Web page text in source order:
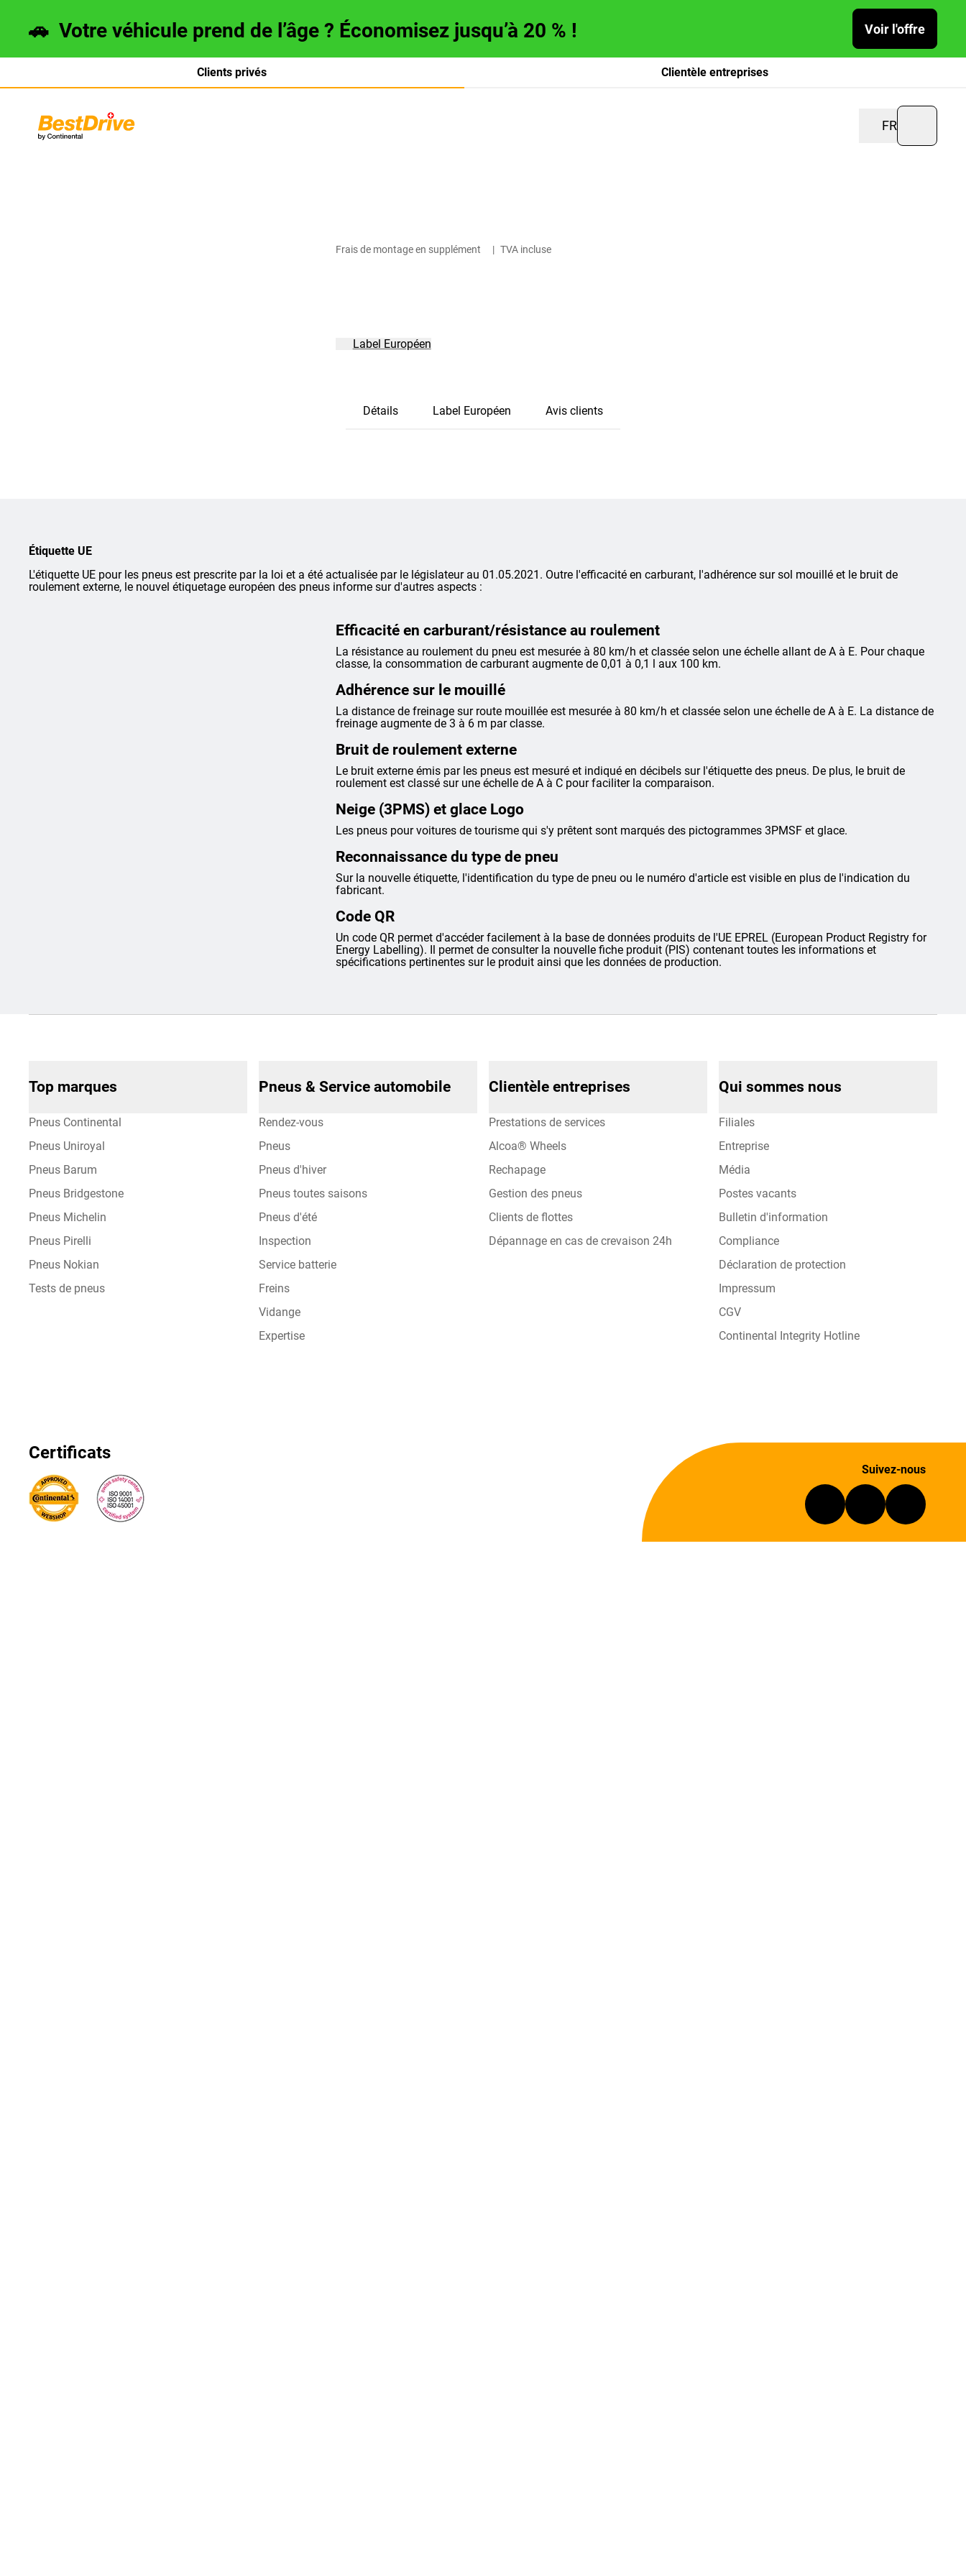
🚗 Votre véhicule prend de l’âge ? Économisez jusqu’à 20 % ! Voir l'offre
Clients privés Clientèle entreprises
FR
Deutsch
Frais de montage en supplément | TVA incluse
Label Européen
Détails Label Européen Avis clients
Étiquette UE
L'étiquette UE pour les pneus est prescrite par la loi et a été actualisée par le législateur au 01.05.2021. Outre l'efficacité en carburant, l'adhérence sur sol mouillé et le bruit de
roulement externe, le nouvel étiquetage européen des pneus informe sur d'autres aspects :
Efficacité en carburant/résistance au roulement
La résistance au roulement du pneu est mesurée à 80 km/h et classée selon une échelle allant de A à E. Pour chaque
classe, la consommation de carburant augmente de 0,01 à 0,1 l aux 100 km.
Adhérence sur le mouillé
La distance de freinage sur route mouillée est mesurée à 80 km/h et classée selon une échelle de A à E. La distance de
freinage augmente de 3 à 6 m par classe.
Bruit de roulement externe
Le bruit externe émis par les pneus est mesuré et indiqué en décibels sur l'étiquette des pneus. De plus, le bruit de
roulement est classé sur une échelle de A à C pour faciliter la comparaison.
Neige (3PMS) et glace Logo
Les pneus pour voitures de tourisme qui s'y prêtent sont marqués des pictogrammes 3PMSF et glace.
Reconnaissance du type de pneu
Sur la nouvelle étiquette, l'identification du type de pneu ou le numéro d'article est visible en plus de l'indication du
fabricant.
Code QR
Un code QR permet d'accéder facilement à la base de données produits de l'UE EPREL (European Product Registry for
Energy Labelling). Il permet de consulter la nouvelle fiche produit (PIS) contenant toutes les informations et
spécifications pertinentes sur le produit ainsi que les données de production.
Top marques
Pneus Continental
Pneus Uniroyal
Pneus Barum
Pneus Bridgestone
Pneus Michelin
Pneus Pirelli
Pneus Nokian
Tests de pneus
Pneus & Service automobile
Rendez-vous
Pneus
Pneus d'hiver
Pneus toutes saisons
Pneus d'été
Inspection
Service batterie
Freins
Vidange
Expertise
Clientèle entreprises
Prestations de services
Alcoa® Wheels
Rechapage
Gestion des pneus
Clients de flottes
Dépannage en cas de crevaison 24h
Qui sommes nous
Filiales
Entreprise
Média
Postes vacants
Bulletin d'information
Compliance
Déclaration de protection
Impressum
CGV
Continental Integrity Hotline
Certificats
Suivez-nous